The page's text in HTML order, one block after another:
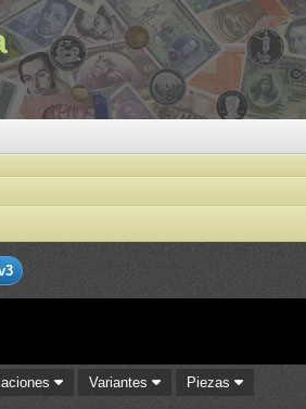
Variantes Piezas